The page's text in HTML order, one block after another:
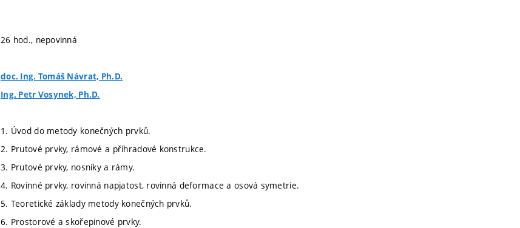
26 hod., nepovinná
doc. Ing. Tomáš Návrat, Ph.D.
Ing. Petr Vosynek, Ph.D.
1. Úvod do metody konečných prvků.
2. Prutové prvky, rámové a příhradové konstrukce.
3. Prutové prvky, nosníky a rámy.
4. Rovinné prvky, rovinná napjatost, rovinná deformace a osová symetrie.
5. Teoretické základy metody konečných prvků.
6. Prostorové a skořepinové prvky.